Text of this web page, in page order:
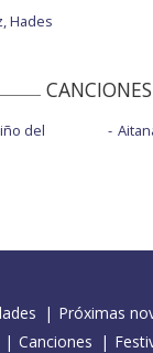
Hades
CANCIONES
del
Próximas
Canciones